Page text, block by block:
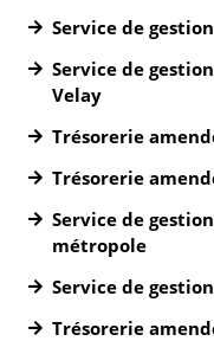
Service de
Service de
Velay
Trésorerie
Trésorerie
Service de
métropole
Service de
Trésorerie